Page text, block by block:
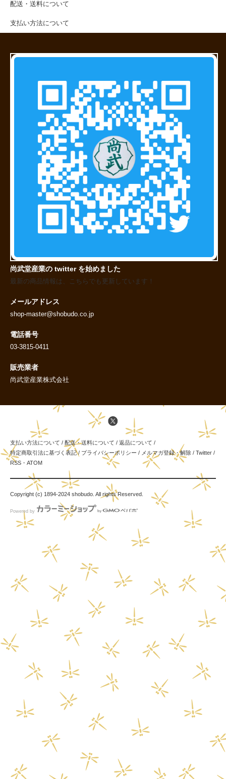
配送・送料について
支払い方法について
尚武堂産業の twitter を始めました
最新の商品情報は、こちらでも更新しています！
メールアドレス
shop-master@shobudo.co.jp
電話番号
03-3815-0411
販売業者
尚武堂産業株式会社
支払い方法について / 配送・送料について / 返品について /
特定商取引法に基づく表記/ プライバシーポリシー / メルマガ登録・解除 / Twitter /
RSS ・ ATOM
Copyright (c) 1894-2024 shobudo. All rights Reserved.
Powered by